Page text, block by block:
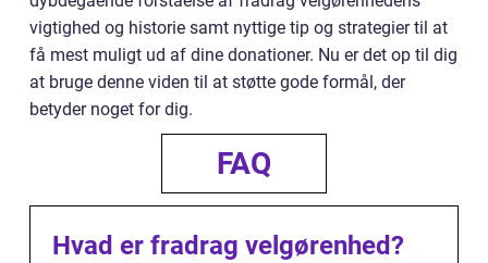
vigtighed og historie samt nyttige tip og strategier til at
få mest muligt ud af dine donationer. Nu er det op til dig
at bruge denne viden til at støtte gode formål, der
betyder noget for dig.
FAQ
Hvad er fradrag velgørenhed?